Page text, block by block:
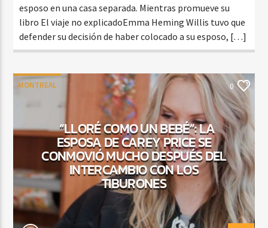
esposo en una casa separada. Mientras promueve su
libro El viaje no explicadoEmma Heming Willis tuvo que
defender su decisión de haber colocado a su esposo, […]
MONTREAL 0
“LLORÉ COMO UN BEBÉ”: LA
ESPOSA DE CAREY PRICE SE
CONMOVIÓ MUCHO DESPUÉS DEL
INTERCAMBIO CON LOS
TIBURONES